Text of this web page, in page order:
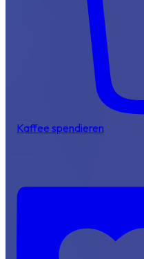
Kaffee spendieren